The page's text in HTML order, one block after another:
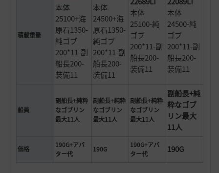
積載重量
本体
25100+海
原石1350-
純ゴブ
200*11-副
船長200-
装備11
本体
24500+海
原石1350-
純ゴブ
200*11-副
船長200-
装備11
本体
25100-純
ゴブ
200*11-副
船長200-
装備11
本体
24500-純
ゴブ
200*11-副
船長200-
装備11
船員
副船長+純粋
なゴブリン
最大11人
副船長+純粋
なゴブリン
最大11人
副船長+純粋
なゴブリン
最大11人
副船長+純
粋なゴブ
リン最大
11人
価格
190G+アバ
ター代
190G
190G+アバ
ター代
190G